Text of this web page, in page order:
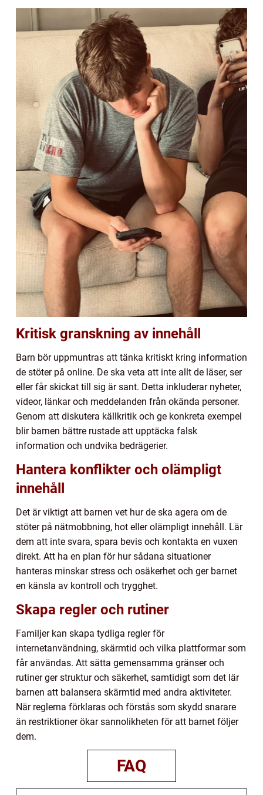
Kritisk granskning av innehåll
Barn bör uppmuntras att tänka kritiskt kring information
de stöter på online. De ska veta att inte allt de läser, ser
eller får skickat till sig är sant. Detta inkluderar nyheter,
videor, länkar och meddelanden från okända personer.
Genom att diskutera källkritik och ge konkreta exempel
blir barnen bättre rustade att upptäcka falsk
information och undvika bedrägerier.
Hantera konflikter och olämpligt
innehåll
Det är viktigt att barnen vet hur de ska agera om de
stöter på nätmobbning, hot eller olämpligt innehåll. Lär
dem att inte svara, spara bevis och kontakta en vuxen
direkt. Att ha en plan för hur sådana situationer
hanteras minskar stress och osäkerhet och ger barnet
en känsla av kontroll och trygghet.
Skapa regler och rutiner
Familjer kan skapa tydliga regler för
internetanvändning, skärmtid och vilka plattformar som
får användas. Att sätta gemensamma gränser och
rutiner ger struktur och säkerhet, samtidigt som det lär
barnen att balansera skärmtid med andra aktiviteter.
När reglerna förklaras och förstås som skydd snarare
än restriktioner ökar sannolikheten för att barnet följer
dem.
FAQ